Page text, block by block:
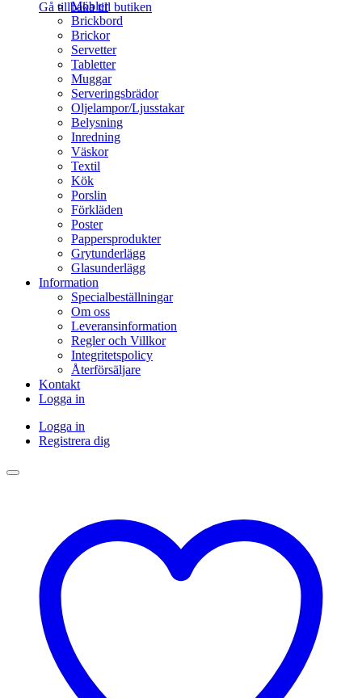
Gå tillbaka till butiken
Möbler
Brickbord
Brickor
Servetter
Tabletter
Muggar
Serveringsbrädor
Oljelampor/Ljusstakar
Belysning
Inredning
Väskor
Textil
Kök
Porslin
Förkläden
Poster
Pappersprodukter
Grytunderlägg
Glasunderlägg
Information
Specialbeställningar
Om oss
Leveransinformation
Regler och Villkor
Integritetspolicy
Återförsäljare
Kontakt
Logga in
Logga in
Registrera dig